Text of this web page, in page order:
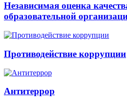
Независимая оценка
образовательной
Противодействие коррупции
Антитеррор